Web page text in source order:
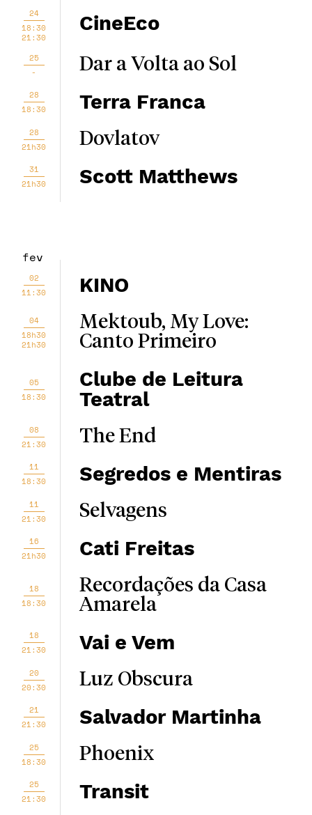
24
18:30
21:30
CineEco
25
-
Dar a Volta ao Sol
28
18:30
Terra Franca
28
21h30
Dovlatov
31
21h30
Scott Matthews
fev
02
11:30
KINO
04
18h30
21h30
Mektoub, My Love:
Canto Primeiro
05
18:30
Clube de Leitura
Teatral
08
21:30
The End
11
18:30
Segredos e Mentiras
11
21:30
Selvagens
16
21h30
Cati Freitas
18
18:30
Recordações da Casa
Amarela
18
21:30
Vai e Vem
20
20:30
Luz Obscura
21
21:30
Salvador Martinha
25
18:30
Phoenix
25
21:30
Transit